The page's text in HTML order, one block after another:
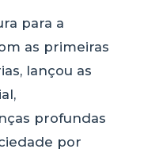
para a
as primeiras
lançou as
profundas
por